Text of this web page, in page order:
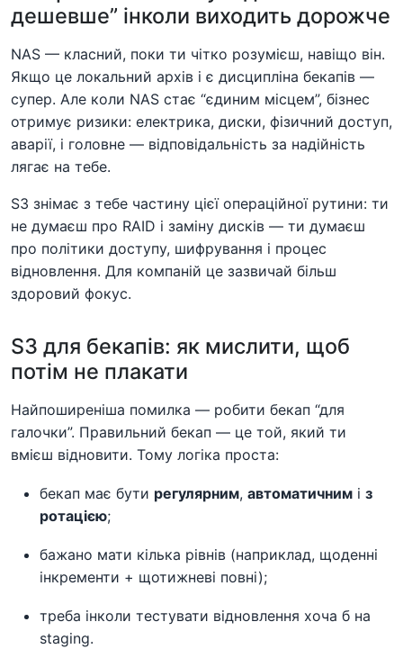
дешевше” інколи виходить дорожче
NAS — класний, поки ти чітко розумієш, навіщо він.
Якщо це локальний архів і є дисципліна бекапів —
супер. Але коли NAS стає “єдиним місцем”, бізнес
отримує ризики: електрика, диски, фізичний доступ,
аварії, і головне — відповідальність за надійність
лягає на тебе.
S3 знімає з тебе частину цієї операційної рутини: ти
не думаєш про RAID і заміну дисків — ти думаєш
про політики доступу, шифрування і процес
відновлення. Для компаній це зазвичай більш
здоровий фокус.
S3 для бекапів: як мислити, щоб
потім не плакати
Найпоширеніша помилка — робити бекап “для
галочки”. Правильний бекап — це той, який ти
вмієш відновити. Тому логіка проста:
бекап має бути регулярним, автоматичним і з
ротацією;
бажано мати кілька рівнів (наприклад, щоденні
інкременти + щотижневі повні);
треба інколи тестувати відновлення хоча б на
staging.